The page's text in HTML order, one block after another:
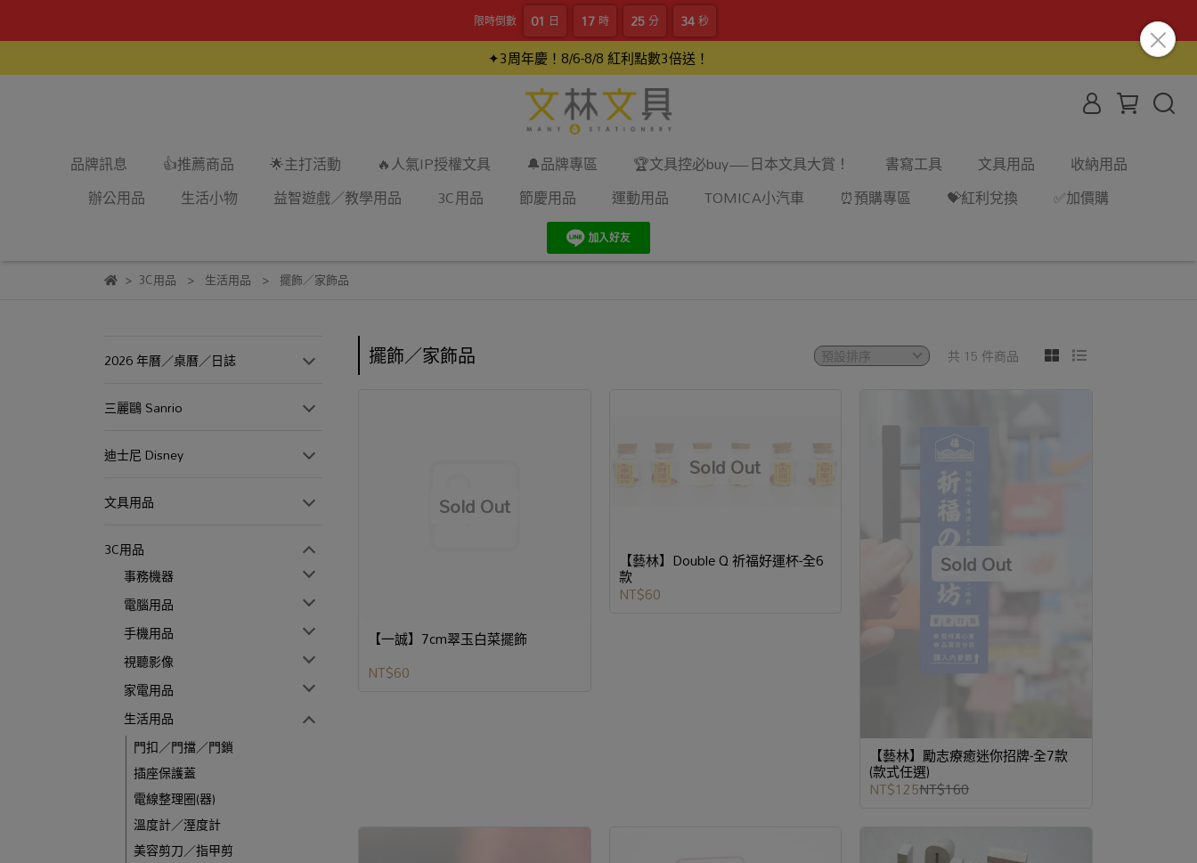
限時倒數 01 日 17 時 25分 34秒
✦3周年慶！8/6-8/8 紅利點數3倍送！
品牌訊息 👍推薦商品 🌟主打活動 🔥人氣IP授權文具 🔔品牌專區 🏆文具控必buy—日本文具大賞！ 書寫工具 文具用品
收納用品
辦公用品
生活小物 益智遊戲／教學用品 3C用品 節慶用品 運動用品 TOMICA小汽車 ⏰預購專區 💝紅利兌換 ✅加價購
3C用品 生活用品 擺飾／家飾品
2026 年曆／桌曆／日誌
三麗鷗 Sanrio
迪士尼 Disney
文具用品
3C用品
事務機器
電腦用品
手機用品
視聽影像
家電用品
生活用品
門扣／門擋／門鎖
插座保護蓋
電線整理圈(器)
溫度計／溼度計
美容剪刀／指甲剪
擺飾／家飾品 共 15 件商品
【一誠】7cm翠玉白菜擺飾
NT$60
【藝林】Double Q 祈福好運杯-全6
款
NT$60
【藝林】勵志療癒迷你招牌-全7款
(款式任選)
NT$125NT$160